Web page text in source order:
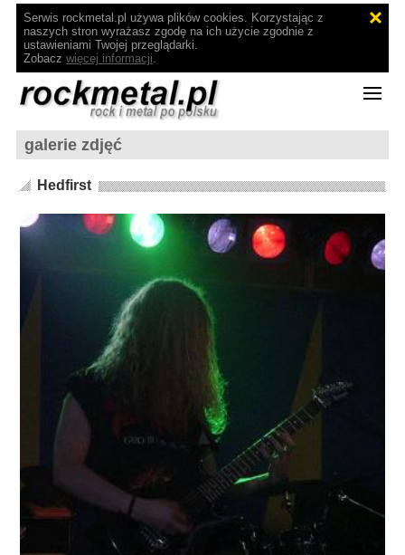
Serwis rockmetal.pl używa plików cookies. Korzystając z
naszych stron wyrażasz zgodę na ich użycie zgodnie z
ustawieniami Twojej przeglądarki.
Zobacz więcej informacji.
galerie zdjęć
Hedfirst